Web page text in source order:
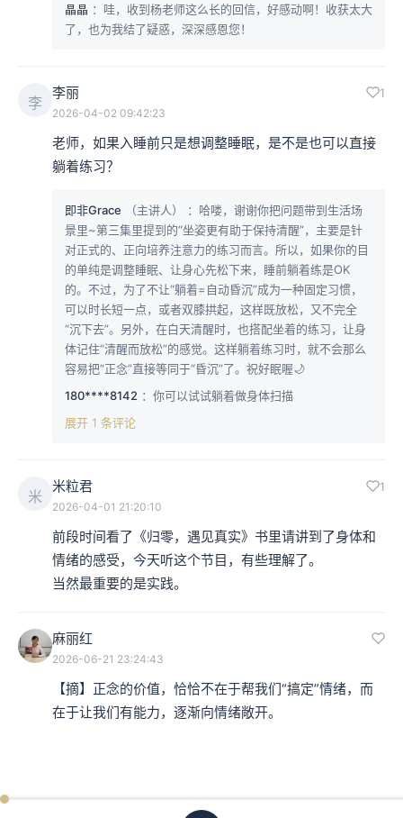
晶晶 ：哇，收到杨老师这么长的回信，好感动啊！收获太大
了，也为我结了疑惑，深深感恩您！
李
李丽 1
2026-04-02 09:42:23
老师，如果入睡前只是想调整睡眠，是不是也可以直接
躺着练习？
即非Grace （主讲人）
：哈喽，谢谢你把问题带到生活场
景里~第三集里提到的“坐姿更有助于保持清醒”，主要是针
对正式的、正向培养注意力的练习而言。所以，如果你的目
的单纯是调整睡眠、让身心先松下来，睡前躺着练是OK
的。不过，为了不让“躺着=自动昏沉”成为一种固定习惯，
可以时长短一点，或者双膝拱起，这样既放松，又不完全
“沉下去”。另外，在白天清醒时，也搭配坐着的练习，让身
体记住“清醒而放松”的感觉。这样躺着练习时，就不会那么
容易把“正念”直接等同于“昏沉”了。祝好眠喔🌙
180****8142 ：你可以试试躺着做身体扫描
展开 1 条评论
米
米粒君 1
2026-04-01 21:20:10
前段时间看了《归零，遇见真实》书里请讲到了身体和
情绪的感受，今天听这个节目，有些理解了。
当然最重要的是实践。
麻丽红
2026-06-21 23:24:43
【摘】正念的价值，恰恰不在于帮我们“搞定”情绪，而
在于让我们有能力，逐渐向情绪敞开。